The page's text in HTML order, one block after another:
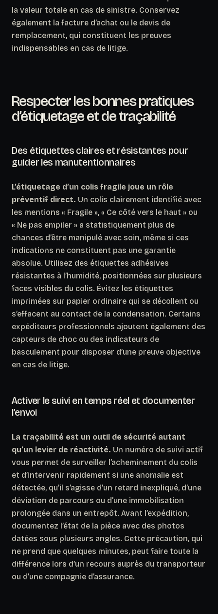
la valeur totale en cas de sinistre. Conservez
également la facture d’achat ou le devis de
remplacement, qui constituent les preuves
indispensables en cas de litige.
Respecter les bonnes pratiques
d’étiquetage et de traçabilité
Des étiquettes claires et résistantes pour
guider les manutentionnaires
L’étiquetage d’un colis fragile joue un rôle
préventif direct. Un colis clairement identifié avec
les mentions « Fragile », « Ce côté vers le haut » ou
« Ne pas empiler » a statistiquement plus de
chances d’être manipulé avec soin, même si ces
indications ne constituent pas une garantie
absolue. Utilisez des étiquettes adhésives
résistantes à l’humidité, positionnées sur plusieurs
faces visibles du colis. Évitez les étiquettes
imprimées sur papier ordinaire qui se décollent ou
s’effacent au contact de la condensation. Certains
expéditeurs professionnels ajoutent également des
capteurs de choc ou des indicateurs de
basculement pour disposer d’une preuve objective
en cas de litige.
Activer le suivi en temps réel et documenter
l’envoi
La traçabilité est un outil de sécurité autant
qu’un levier de réactivité. Un numéro de suivi actif
vous permet de surveiller l’acheminement du colis
et d’intervenir rapidement si une anomalie est
détectée, qu’il s’agisse d’un retard inexpliqué, d’une
déviation de parcours ou d’une immobilisation
prolongée dans un entrepôt. Avant l’expédition,
documentez l’état de la pièce avec des photos
datées sous plusieurs angles. Cette précaution, qui
ne prend que quelques minutes, peut faire toute la
différence lors d’un recours auprès du transporteur
ou d’une compagnie d’assurance.